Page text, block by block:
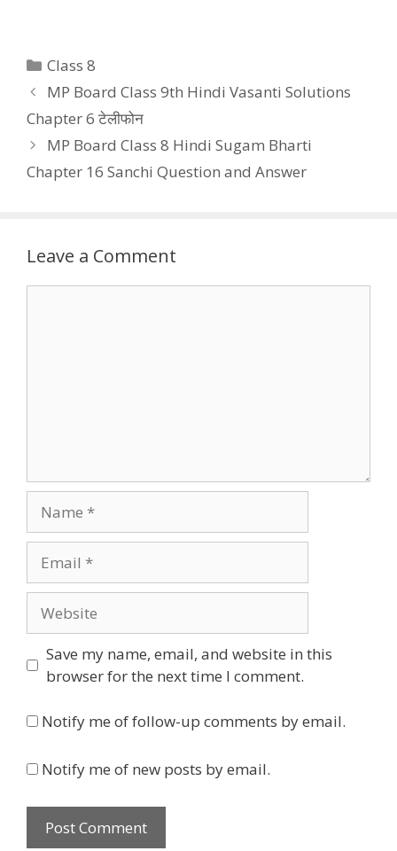
Categories
Class 8
MP Board Class 9th Hindi Vasanti Solutions
Chapter 6 टेलीफोन
MP Board Class 8 Hindi Sugam Bharti
Chapter 16 Sanchi Question and Answer
Leave a Comment
Save my name, email, and website in this
browser for the next time I comment.
Notify me of follow-up comments by email.
Notify me of new posts by email.